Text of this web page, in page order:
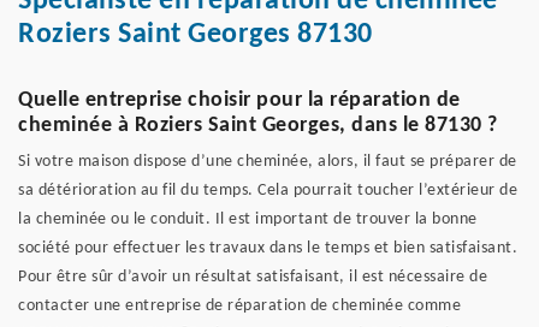
Roziers Saint Georges 87130
Quelle entreprise choisir pour la réparation de
cheminée à Roziers Saint Georges, dans le 87130 ?
Si votre maison dispose d’une cheminée, alors, il faut se préparer de
sa détérioration au fil du temps. Cela pourrait toucher l’extérieur de
la cheminée ou le conduit. Il est important de trouver la bonne
société pour effectuer les travaux dans le temps et bien satisfaisant.
Pour être sûr d’avoir un résultat satisfaisant, il est nécessaire de
contacter une entreprise de réparation de cheminée comme